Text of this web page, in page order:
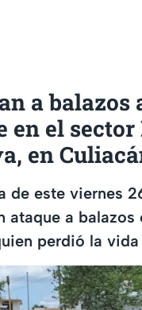
a balazos
en el
en
de este viernes
ataque a balazos
perdió la